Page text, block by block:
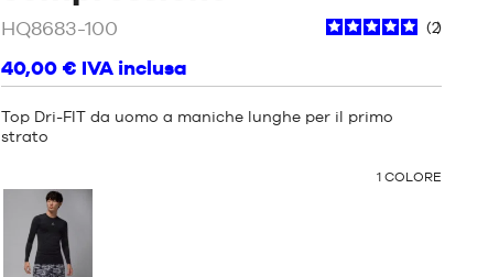
HQ8683-100 2
40,00 € IVA inclusa
Top Dri-FIT da uomo a maniche lunghe per il primo
strato
ALTRI
1 COLORE